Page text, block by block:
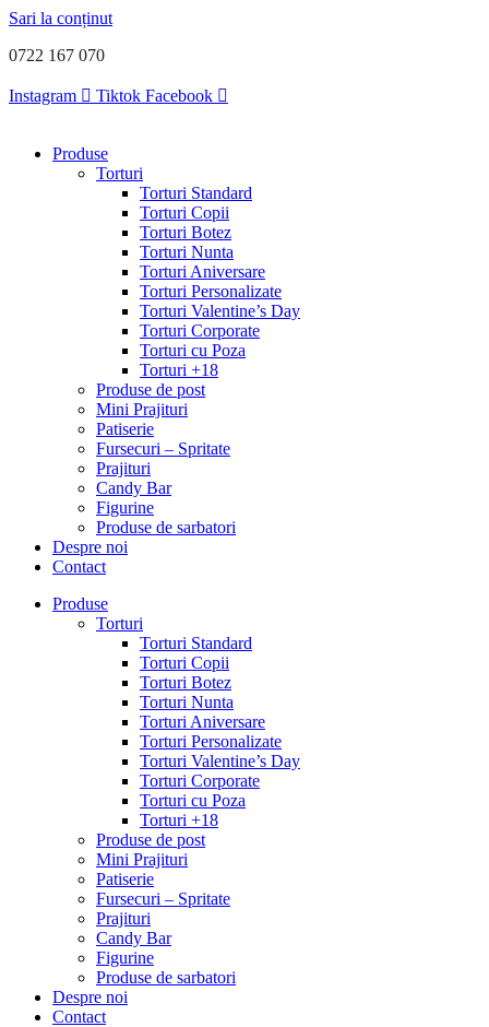
Sari la conținut
0722 167 070
Instagram Tiktok Facebook
Produse
Torturi
Torturi Standard
Torturi Copii
Torturi Botez
Torturi Nunta
Torturi Aniversare
Torturi Personalizate
Torturi Valentine’s Day
Torturi Corporate
Torturi cu Poza
Torturi +18
Produse de post
Mini Prajituri
Patiserie
Fursecuri – Spritate
Prajituri
Candy Bar
Figurine
Produse de sarbatori
Despre noi
Contact
Produse
Torturi
Torturi Standard
Torturi Copii
Torturi Botez
Torturi Nunta
Torturi Aniversare
Torturi Personalizate
Torturi Valentine’s Day
Torturi Corporate
Torturi cu Poza
Torturi +18
Produse de post
Mini Prajituri
Patiserie
Fursecuri – Spritate
Prajituri
Candy Bar
Figurine
Produse de sarbatori
Despre noi
Contact